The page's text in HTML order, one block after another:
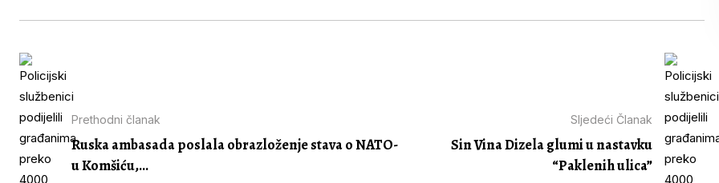
Prethodni članak
Ruska ambasada poslala obrazloženje stava o NATO-
u Komšiću,...
Sljedeći Članak
Sin Vina Dizela glumi u nastavku
“Paklenih ulica”